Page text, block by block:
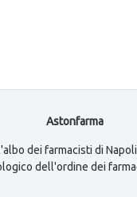
Astonfarma
dei farmacisti di
dell'ordine dei